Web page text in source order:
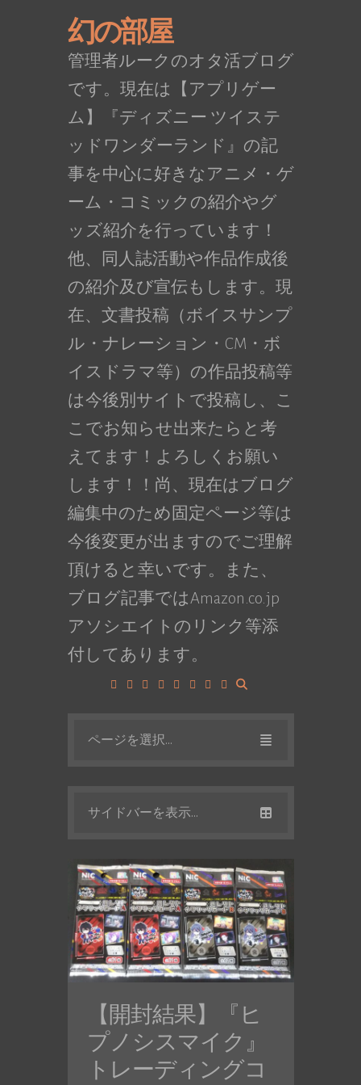
幻の部屋
管理者ルークのオタ活ブログ
です。現在は【アプリゲー
ム】『ディズニー ツイステ
ッドワンダーランド』の記
事を中心に好きなアニメ・ゲ
ーム・コミックの紹介やグ
ッズ紹介を行っています！
他、同人誌活動や作品作成後
の紹介及び宣伝もします。現
在、文書投稿（ボイスサンプ
ル・ナレーション・CM・ボ
イスドラマ等）の作品投稿等
は今後別サイトで投稿し、こ
こでお知らせ出来たらと考
えてます！よろしくお願い
します！！尚、現在はブログ
編集中のため固定ページ等は
今後変更が出ますのでご理解
頂けると幸いです。また、
ブログ記事ではAmazon.co.jp
アソシエイトのリンク等添
付してあります。
ページを選択...
サイドバーを表示...
【開封結果】『ヒ
プノシスマイク』
トレーディングコ